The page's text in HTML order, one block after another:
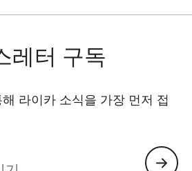
레터 구독
라이카 소식을 가장 먼저 접